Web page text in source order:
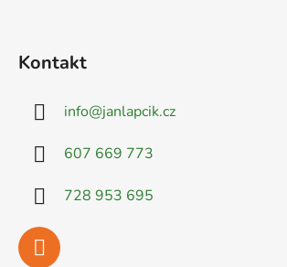
Kontakt
info@janlapcik.cz
607 669 773
728 953 695